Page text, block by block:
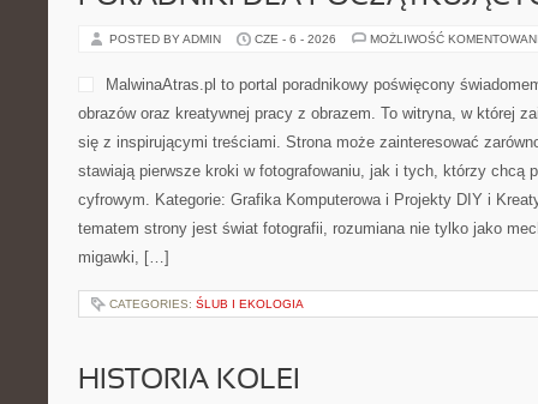
POSTED BY ADMIN CZE - 6 - 2026 MOŻLIWOŚĆ
MalwinaAtras.pl to portal poradnikowy poświęcony
obrazów oraz kreatywnej pracy z obrazem. To witryna, w której
się z inspirującymi treściami. Strona może zainteresować
stawiają pierwsze kroki w fotografowaniu, jak i tych, którzy chcą
cyfrowym. Kategorie: Grafika Komputerowa i Projekty DIY i
tematem strony jest świat fotografii, rozumiana nie tylko jako
migawki, […]
CATEGORIES: ŚLUB I EKOLOGIA
HISTORIA KOLEI